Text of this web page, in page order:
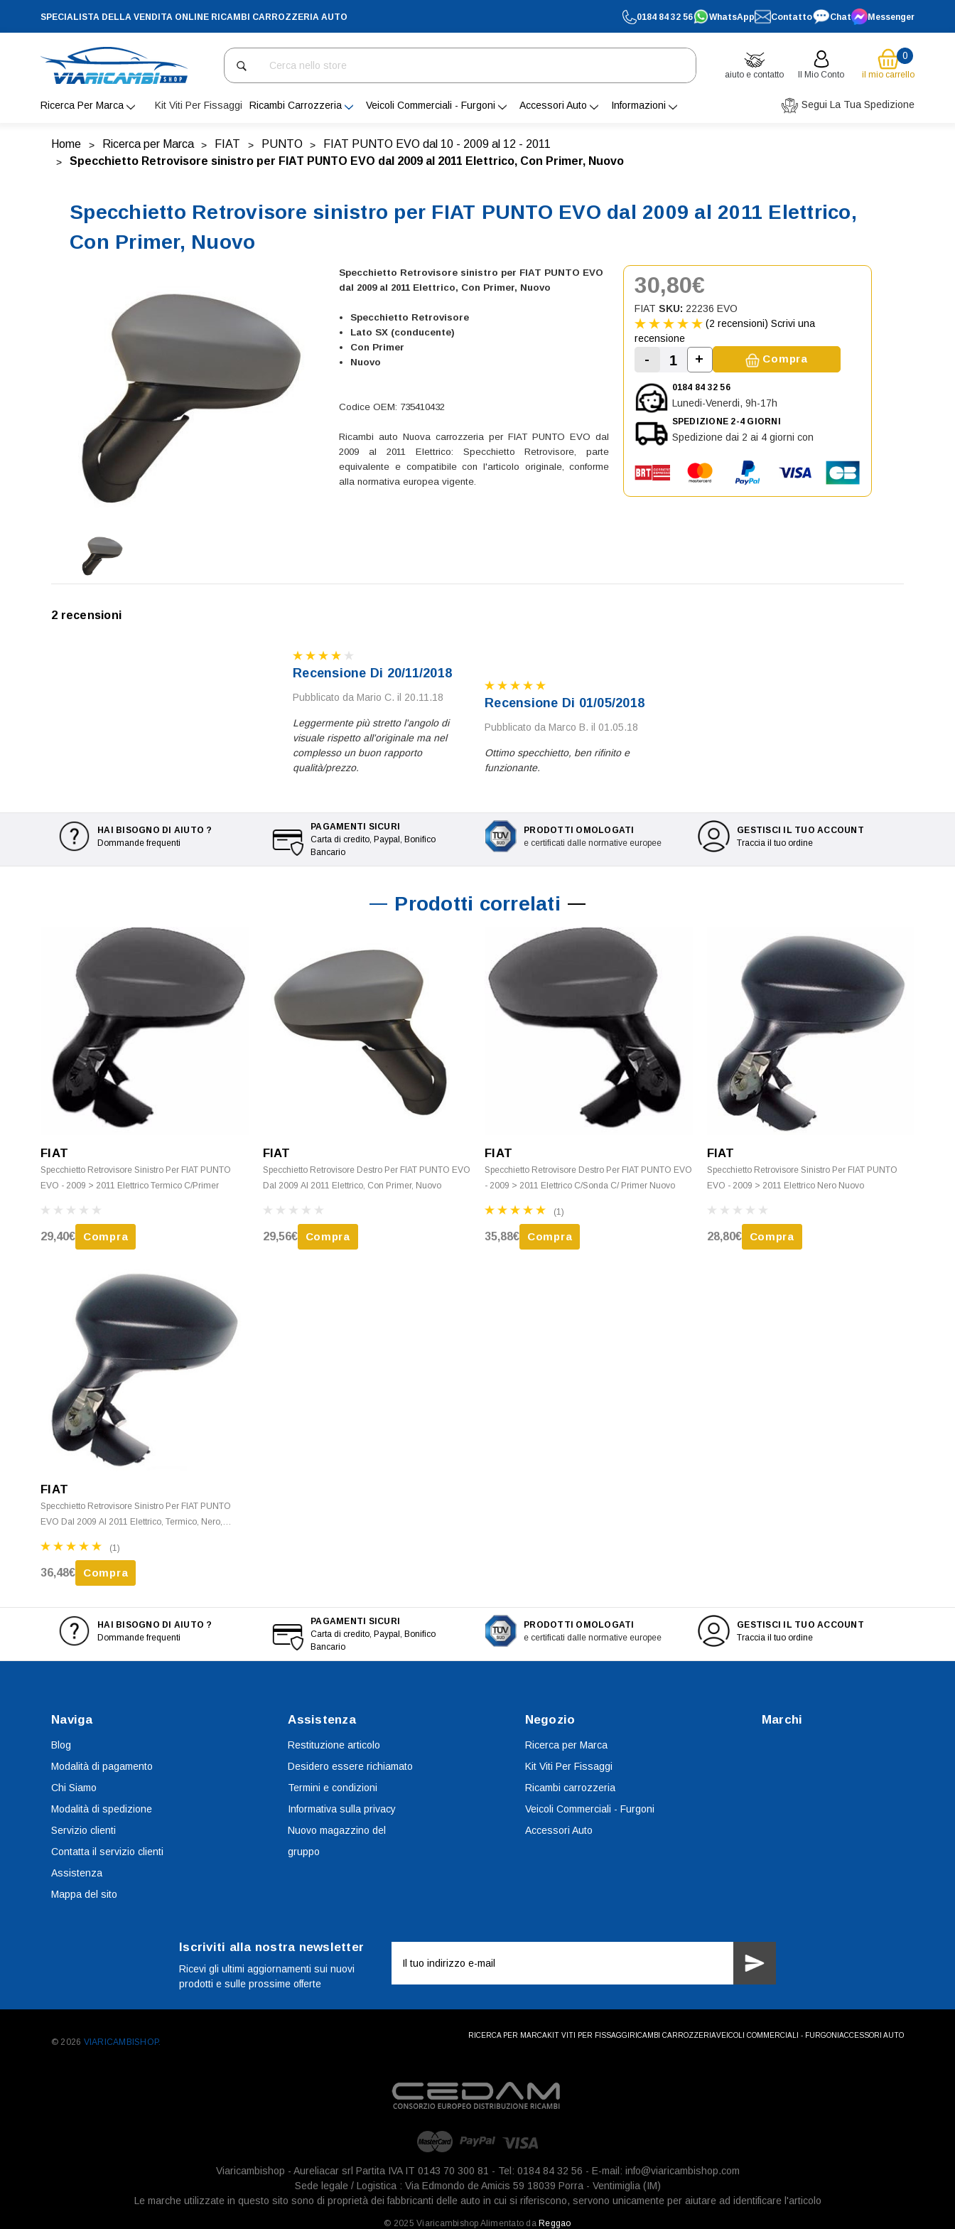
SPECIALISTA DELLA VENDITA ONLINE RICAMBI CARROZZERIA AUTO 0184 84 32 56 WhatsApp Contatto Chat Messenger
Cerca
aiuto e contatto Il Mio Conto
0
il mio carrello
Ricerca Per Marca Kit Viti Per Fissaggi Ricambi Carrozzeria Veicoli Commerciali - Furgoni Accessori Auto Informazioni Segui La Tua Spedizione
Home Ricerca per Marca FIAT PUNTO
FIAT PUNTO EVO dal 10 - 2009 al 12 - 2011
Specchietto Retrovisore sinistro per FIAT PUNTO EVO dal 2009 al 2011 Elettrico, Con Primer, Nuovo
Specchietto Retrovisore sinistro per FIAT PUNTO EVO dal 2009 al 2011 Elettrico,
Con Primer, Nuovo
Specchietto Retrovisore sinistro per FIAT PUNTO EVO
dal 2009 al 2011 Elettrico, Con Primer, Nuovo
Specchietto Retrovisore
Lato SX (conducente)
Con Primer
Nuovo
Codice OEM: 735410432
Ricambi auto Nuova carrozzeria per FIAT PUNTO EVO dal
2009 al 2011 Elettrico: Specchietto Retrovisore, parte
equivalente e compatibile con l'articolo originale, conforme
alla normativa europea vigente.
30,80€
FIAT SKU: 22236 EVO
(2 recensioni) Scrivi una
recensione
Diminuisci la quantità di Specchietto Retrovisore
-
Aumenta la quantità di Specchietto
+ Compra
0184 84 32 56
Lunedi-Venerdi, 9h-17h
SPEDIZIONE 2-4 GIORNI
Spedizione dai 2 ai 4 giorni con
2 recensioni
Recensione Di 20/11/2018
Pubblicato da Mario C. il 20.11.18
Leggermente più stretto l'angolo di
visuale rispetto all'originale ma nel
complesso un buon rapporto
qualità/prezzo.
Recensione Di 01/05/2018
Pubblicato da Marco B. il 01.05.18
Ottimo specchietto, ben rifinito e
funzionante.
HAI BISOGNO DI AIUTO ?
Dommande frequenti
PAGAMENTI SICURI
Carta di credito, Paypal, Bonifico
Bancario
PRODOTTI OMOLOGATI
e certificati dalle normative europee
GESTISCI IL TUO ACCOUNT
Traccia il tuo ordine
Prodotti correlati
FIAT
Specchietto Retrovisore Sinistro Per FIAT PUNTO
EVO - 2009 > 2011 Elettrico Termico C/Primer
29,40€ Compra
FIAT
Specchietto Retrovisore Destro Per FIAT PUNTO EVO
Dal 2009 Al 2011 Elettrico, Con Primer, Nuovo
29,56€ Compra
FIAT
Specchietto Retrovisore Destro Per FIAT PUNTO EVO
- 2009 > 2011 Elettrico C/Sonda C/ Primer Nuovo
(1)
35,88€ Compra
FIAT
Specchietto Retrovisore Sinistro Per FIAT PUNTO
EVO - 2009 > 2011 Elettrico Nero Nuovo
28,80€ Compra
FIAT
Specchietto Retrovisore Sinistro Per FIAT PUNTO
EVO Dal 2009 Al 2011 Elettrico, Termico, Nero,
(1)
36,48€ Compra
HAI BISOGNO DI AIUTO ?
Dommande frequenti
PAGAMENTI SICURI
Carta di credito, Paypal, Bonifico
Bancario
PRODOTTI OMOLOGATI
e certificati dalle normative europee
GESTISCI IL TUO ACCOUNT
Traccia il tuo ordine
Naviga
Blog
Modalità di pagamento
Chi Siamo
Modalità di spedizione
Servizio clienti
Contatta il servizio clienti
Assistenza
Mappa del sito
Assistenza
Restituzione articolo
Desidero essere richiamato
Termini e condizioni
Informativa sulla privacy
Nuovo magazzino del
gruppo
Negozio
Ricerca per Marca
Kit Viti Per Fissaggi
Ricambi carrozzeria
Veicoli Commerciali - Furgoni
Accessori Auto
Marchi
Iscriviti alla nostra newsletter
Ricevi gli ultimi aggiornamenti sui nuovi
prodotti e sulle prossime offerte
mail
© 2026 VIARICAMBISHOP.
RICERCA PER MARCAKIT VITI PER FISSAGGI RICAMBI CARROZZERIAVEICOLI COMMERCIALI - FURGONI ACCESSORI AUTO
Viaricambishop - Aureliacar srl Partita IVA IT 0143 70 300 81 - Tel: 0184 84 32 56 - E-mail: info@viaricambishop.com
Sede legale / Logistica : Via Edmondo de Amicis 59 18039 Porra - Ventimiglia (IM)
Le marche utilizzate in questo sito sono di proprietà dei fabbricanti delle auto in cui si riferiscono, servono unicamente per aiutare ad identificare l'articolo
© 2025 Viaricambishop Alimentato da Reggao